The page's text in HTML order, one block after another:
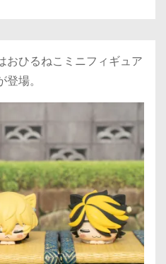
おひるねこミニフィギュア
場。